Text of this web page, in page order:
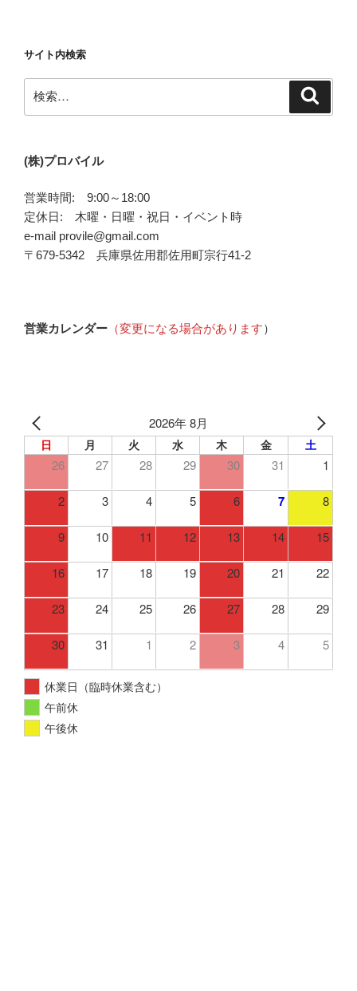
サイト内検索
索:
(株)プロバイル
営業時間: 9:00～18:00
定休日: 木曜・日曜・祝日・イベント時
e-mail provile@gmail.com
〒679-5342 兵庫県佐用郡佐用町宗行41-2
営業カレンダー （変更になる場合があります）
2026年 8月
日 月 火 水 木 金 土
26 27 28 29 30 31 1
2 3 4 5 6 7 8
9 10 11 12 13 14 15
16 17 18 19 20 21 22
23 24 25 26 27 28 29
30 31 1 2 3 4 5
休業日（臨時休業含む）
午前休
午後休